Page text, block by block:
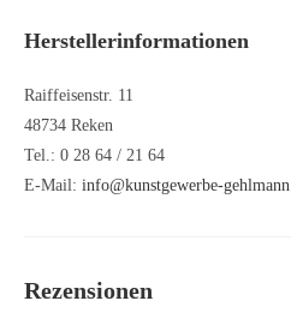
Herstellerinformationen
Raiffeisenstr. 11
48734 Reken
Tel.: 0 28 64 / 21 64
E-Mail: info@kunstgewerbe-
Rezensionen